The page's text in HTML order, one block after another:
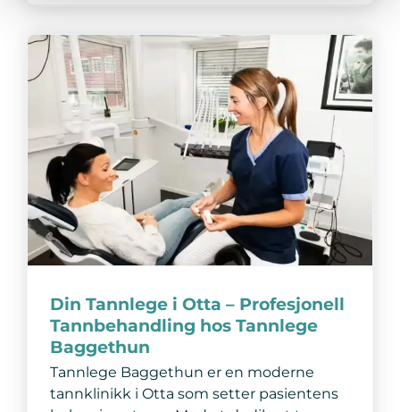
Din Tannlege i Otta – Profesjonell
Tannbehandling hos Tannlege
Baggethun
Tannlege Baggethun er en moderne
tannklinikk i Otta som setter pasientens